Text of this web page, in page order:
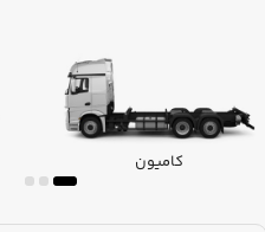
کامیون